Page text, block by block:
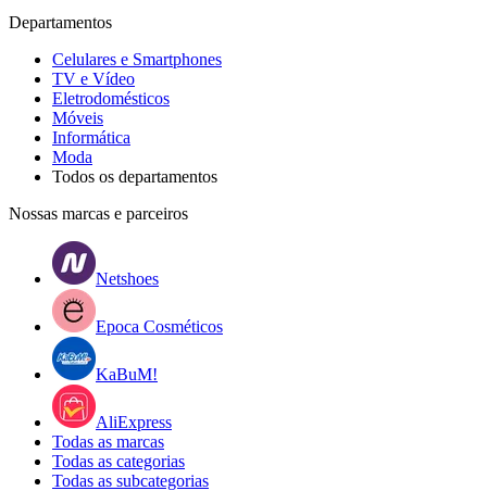
Departamentos
Celulares e Smartphones
TV e Vídeo
Eletrodomésticos
Móveis
Informática
Moda
Todos os departamentos
Nossas marcas e parceiros
Netshoes
Epoca Cosméticos
KaBuM!
AliExpress
Todas as marcas
Todas as categorias
Todas as subcategorias